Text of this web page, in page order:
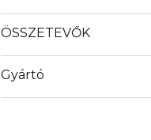
ÖSSZETEVŐK
Gyártó